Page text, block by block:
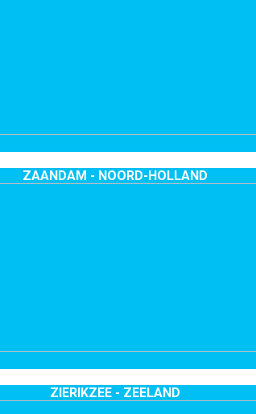
ZAANDAM - NOORD-HOLLAND
ZIERIKZEE - ZEELAND